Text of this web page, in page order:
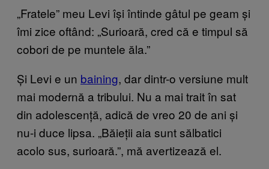
„Fratele” meu Levi își întinde gâtul pe geam și
îmi zice oftând: „Surioară, cred că e timpul să
cobori de pe muntele ăla.”
Și Levi e un baining, dar dintr-o versiune mult
mai modernă a tribului. Nu a mai trait în sat
din adolescență, adică de vreo 20 de ani și
nu-i duce lipsa. „Băieții aia sunt sălbatici
acolo sus, surioară.”, mă avertizează el.